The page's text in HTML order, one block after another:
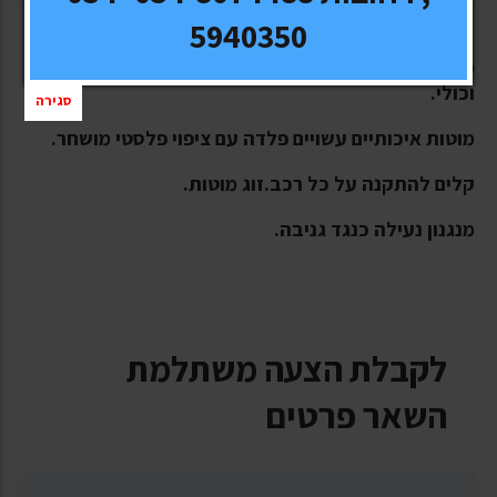
וכולי.
מוטות איכותיים עשויים פלדה עם ציפוי פלסטי מושחר.
קלים להתקנה על כל רכב.זוג מוטות.
מנגנון נעילה כנגד גניבה.
לקבלת הצעה משתלמת
השאר פרטים
5940350
סגירה